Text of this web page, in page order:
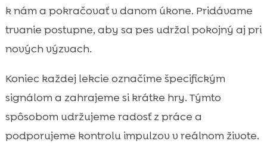
k nám a pokračovať v danom úkone. Pridávame
trvanie postupne, aby sa pes udržal pokojný aj pri
nových výzvach.
Koniec každej lekcie označíme špecifickým
signálom a zahrajeme si krátke hry. Týmto
spôsobom udržujeme radosť z práce a
podporujeme kontrolu impulzov v reálnom živote.